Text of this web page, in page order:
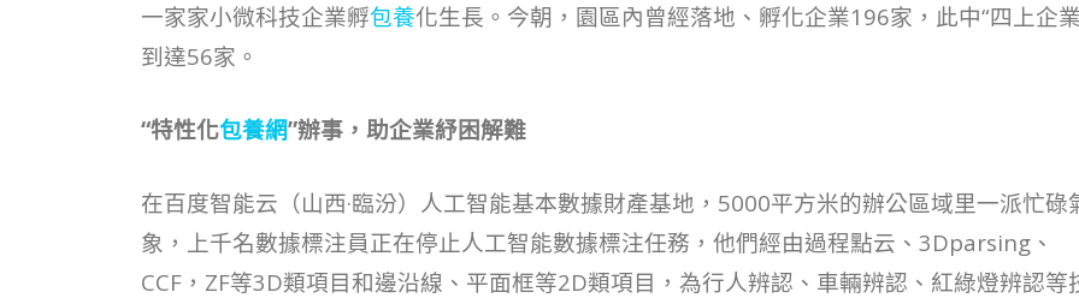
一家家小微科技企業孵包養化生長。今朝，園區內曾經落地、孵化企業196家，此中“四上企
到達56家。
“特性化包養網”辦事，助企業紓困解難
在百度智能云（山西·臨汾）人工智能基本數據財產基地，5000平方米的辦公區域里一派忙碌
象，上千名數據標注員正在停止人工智能數據標注任務，他們經由過程點云、3Dparsing、
CCF，ZF等3D類項目和邊沿線、平面框等2D類項目，為行人辨認、車輛辨認、紅綠燈辨認等